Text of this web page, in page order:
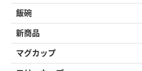
飯碗
新商品
マグカップ